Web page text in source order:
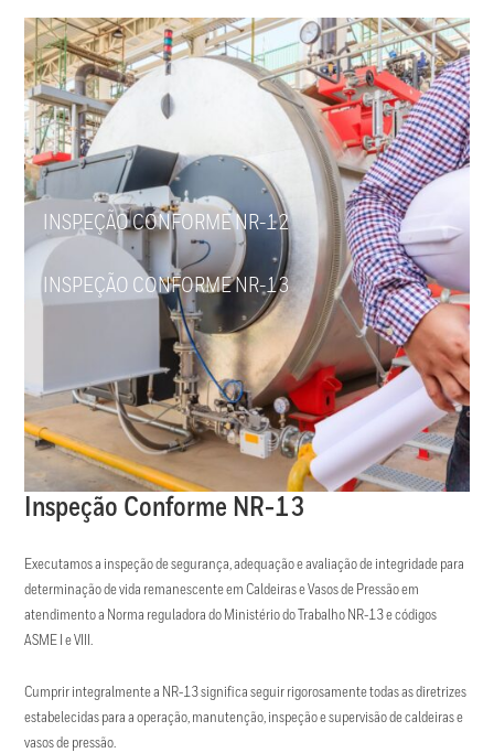
INSPEÇÃO CONFORME NR-12
INSPEÇÃO CONFORME NR-13
Inspeção Conforme NR-13
Executamos a inspeção de segurança, adequação e avaliação de integridade para
determinação de vida remanescente em Caldeiras e Vasos de Pressão em
atendimento a Norma reguladora do Ministério do Trabalho NR-13 e códigos
ASME I e VIII.
Cumprir integralmente a NR-13 significa seguir rigorosamente todas as diretrizes
estabelecidas para a operação, manutenção, inspeção e supervisão de caldeiras e
vasos de pressão.